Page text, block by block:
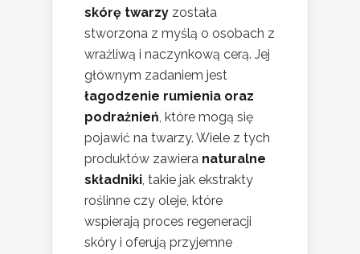
skórę twarzy została
stworzona z myślą o osobach z
wrażliwą i naczynkową cerą. Jej
głównym zadaniem jest
łagodzenie rumienia oraz
podrażnień , które mogą się
pojawić na twarzy. Wiele z tych
produktów zawiera naturalne
składniki , takie jak ekstrakty
roślinne czy oleje, które
wspierają proces regeneracji
skóry i oferują przyjemne